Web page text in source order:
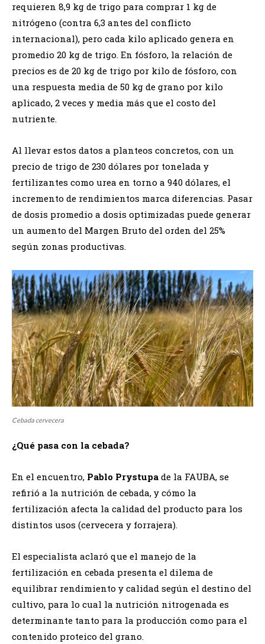
requieren 8,9 kg de trigo para comprar 1 kg de
nitrógeno (contra 6,3 antes del conflicto
internacional), pero cada kilo aplicado genera en
promedio 20 kg de trigo. En fósforo, la relación de
precios es de 20 kg de trigo por kilo de fósforo, con
una respuesta media de 50 kg de grano por kilo
aplicado, 2 veces y media más que el costo del
nutriente.
Al llevar estos datos a planteos concretos, con un
precio de trigo de 230 dólares por tonelada y
fertilizantes como urea en torno a 940 dólares, el
incremento de rendimientos marca diferencias. Pasar
de dosis promedio a dosis optimizadas puede generar
un aumento del Margen Bruto del orden del 25%
según zonas productivas.
Cebada cervecera
¿Qué pasa con la cebada?
En el encuentro, Pablo Prystupa de la FAUBA, se
refirió a la nutrición de cebada, y cómo la
fertilización afecta la calidad del producto para los
distintos usos (cervecera y forrajera).
El especialista aclaró que el manejo de la
fertilización en cebada presenta el dilema de
equilibrar rendimiento y calidad según el destino del
cultivo, para lo cual la nutrición nitrogenada es
determinante tanto para la producción como para el
contenido proteico del grano.